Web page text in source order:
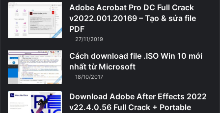
Adobe Acrobat Pro DC Full Crack
v2022.001.20169 – Tạo & sửa file
PDF
27/11/2019
Cách download file .ISO Win 10 mới
nhất từ Microsoft
18/10/2017
Download Adobe After Effects 2022
v22.4.0.56 Full Crack + Portable